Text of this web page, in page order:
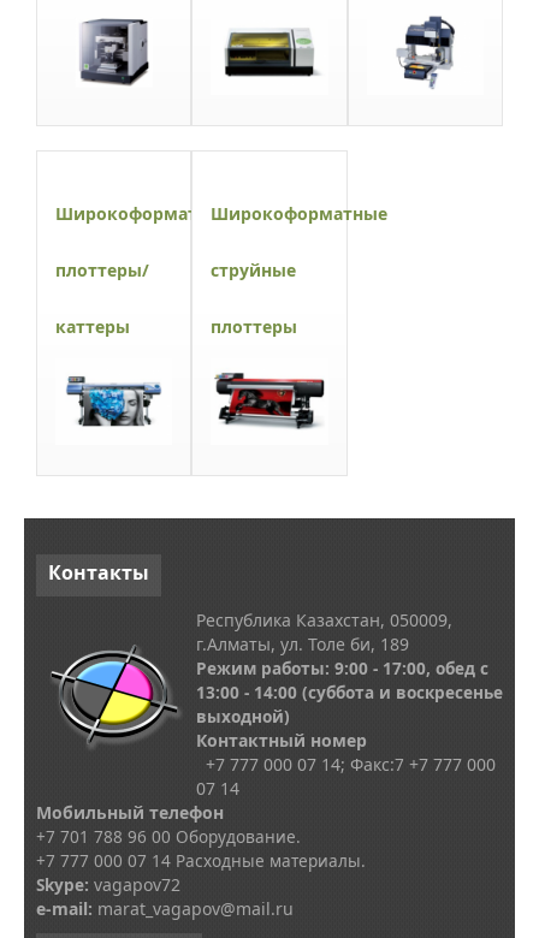
Широкоформатные
плоттеры/
каттеры
Широкоформатные
струйные
плоттеры
Контакты
Республика Казахстан, 050009,
г.Алматы, ул. Толе би, 189
Режим работы: 9:00 - 17:00, обед с
13:00 - 14:00 (суббота и воскресенье
выходной)
Контактный номер
+7 777 000 07 14; Факс:7 +7 777 000
07 14
Мобильный телефон
+7 701 788 96 00 Оборудование.
+7 777 000 07 14 Расходные материалы.
Skype: vagapov72
e-mail: marat_vagapov@mail.ru